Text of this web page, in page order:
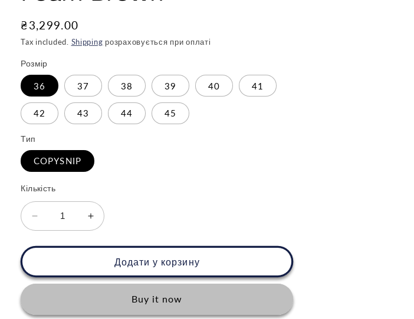
Звичайна
ціна
₴3,299.00
Tax included. Shipping розраховується при оплаті
Розмір
36 37 38 39 40 41
42 43 44 45
Тип
COPYSNIP
Кількість
Зменшити
кількість
для
Balance
Fresh
Brown
Збільшити
кількість
для
Balance
Fresh
Brown
Додати у корзину
Buy it now